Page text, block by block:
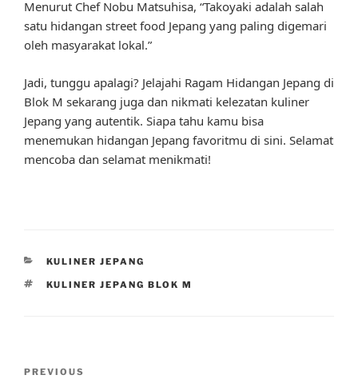
Menurut Chef Nobu Matsuhisa, “Takoyaki adalah salah
satu hidangan street food Jepang yang paling digemari
oleh masyarakat lokal.”
Jadi, tunggu apalagi? Jelajahi Ragam Hidangan Jepang di
Blok M sekarang juga dan nikmati kelezatan kuliner
Jepang yang autentik. Siapa tahu kamu bisa
menemukan hidangan Jepang favoritmu di sini. Selamat
mencoba dan selamat menikmati!
CATEGORIES
KULINER JEPANG
TAGS
KULINER JEPANG BLOK M
Previous
PREVIOUS